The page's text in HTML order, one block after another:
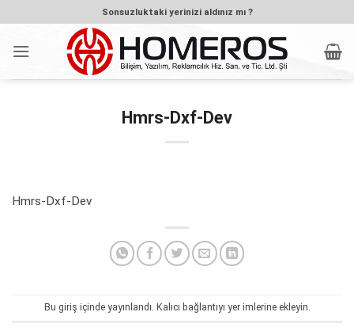
atla
Sonsuzluktaki yerinizi aldınız mı ?
Hmrs-Dxf-Dev
Hmrs-Dxf-Dev
Bu giriş içinde yayınlandı. Kalıcı bağlantıyı yer imlerine ekleyin.